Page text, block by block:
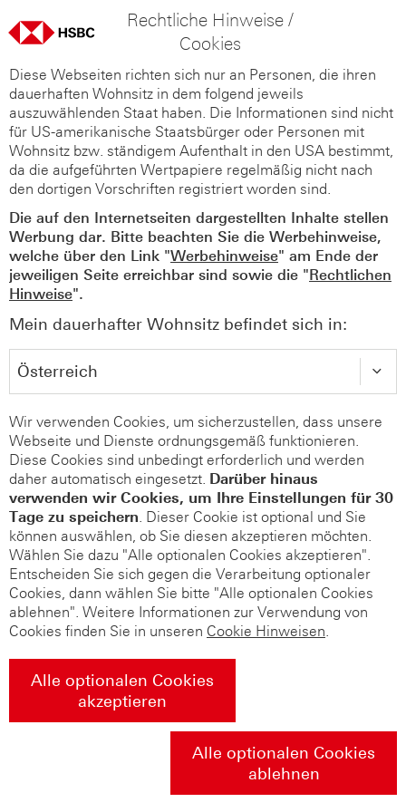
Rechtliche Hinweise /
Cookies
Diese Webseiten richten sich nur an Personen, die ihren
dauerhaften Wohnsitz in dem folgend jeweils
auszuwählenden Staat haben. Die Informationen sind nicht
für US-amerikanische Staatsbürger oder Personen mit
Wohnsitz bzw. ständigem Aufenthalt in den USA bestimmt,
da die aufgeführten Wertpapiere regelmäßig nicht nach
den dortigen Vorschriften registriert worden sind.
Die auf den Internetseiten dargestellten Inhalte stellen
Werbung dar. Bitte beachten Sie die Werbehinweise,
welche über den Link "Werbehinweise" am Ende der
jeweiligen Seite erreichbar sind sowie die "Rechtlichen
Hinweise".
Mein dauerhafter Wohnsitz befindet sich in:
Wir verwenden Cookies, um sicherzustellen, dass unsere
Webseite und Dienste ordnungsgemäß funktionieren.
Diese Cookies sind unbedingt erforderlich und werden
daher automatisch eingesetzt. Darüber hinaus
verwenden wir Cookies, um Ihre Einstellungen für 30
Tage zu speichern. Dieser Cookie ist optional und Sie
können auswählen, ob Sie diesen akzeptieren möchten.
Wählen Sie dazu "Alle optionalen Cookies akzeptieren".
Entscheiden Sie sich gegen die Verarbeitung optionaler
Cookies, dann wählen Sie bitte "Alle optionalen Cookies
ablehnen". Weitere Informationen zur Verwendung von
Cookies finden Sie in unseren Cookie Hinweisen.
Alle optionalen Cookies
akzeptieren
Alle optionalen Cookies
ablehnen